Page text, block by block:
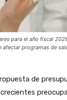
para el año fiscal
programas de
de